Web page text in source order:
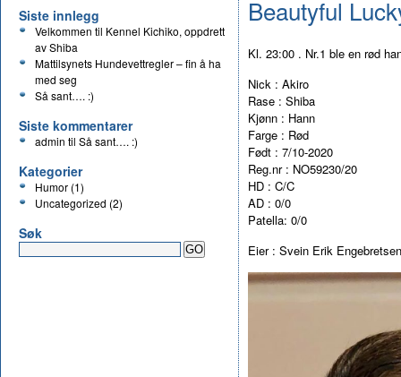
Beautyful
Kl. 23:00 . Nr.1 ble en rød
Nick : Akiro
Rase : Shiba
Kjønn : Hann
Farge : Rød
Født : 7/10-2020
Reg.nr : NO59230/20
HD : C/C
AD : 0/0
Patella: 0/0
Eier : Svein Erik
Siste innlegg
Velkommen til Kennel Kichiko, oppdrett
av Shiba
Mattilsynets Hundevettregler – fin å ha
med seg
Så sant…. :)
Siste kommentarer
admin til Så sant…. :)
Kategorier
Humor (1)
Uncategorized (2)
Søk